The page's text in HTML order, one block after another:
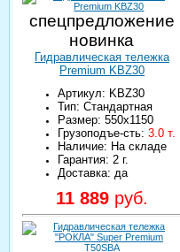
спецпредложение
новинка
Гидравлическая тележка
Premium KBZ30
Артикул: KBZ30
Тип: Стандартная
Размер: 550х1150
Грузоподъе-сть: 3.0 т.
Наличие: На складе
Гарантия: 2 г.
Доставка: да
11 889 руб.